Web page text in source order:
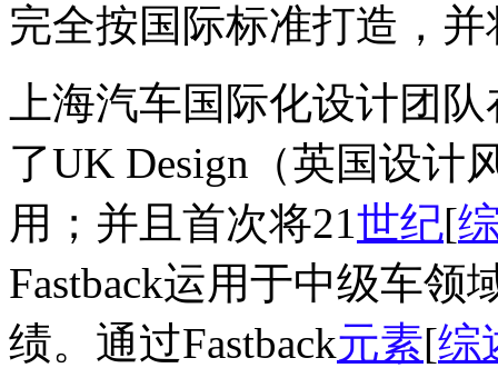
完全按国际标准打造，
上海汽车国际化设计团
了UK Design（英国设计
用；并且首次将21世纪[
Fastback运用于中级车
绩。通过Fastback元素[综